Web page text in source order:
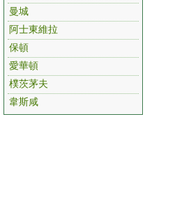
曼城
阿士東維拉
保頓
愛華頓
樸茨茅夫
韋斯咸